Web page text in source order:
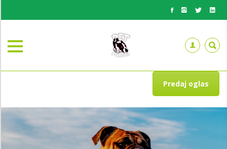
Predaj oglas